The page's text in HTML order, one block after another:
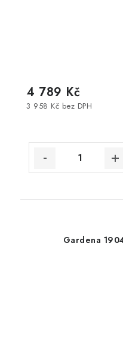
3 958 Kč bez DPH
4 789 Kč
Gardena